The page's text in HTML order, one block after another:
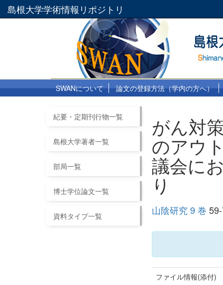
島根大学学術情報リポジトリ
SWANについて 論文の登録方法（学内の方へ）
紀要・定期刊行物一覧
島根大学著者一覧
部局一覧
博士学位論文一覧
資料タイプ一覧
がん対
のアウ
議会に
り
山陰研究 9 巻
ファイル情報(添付)